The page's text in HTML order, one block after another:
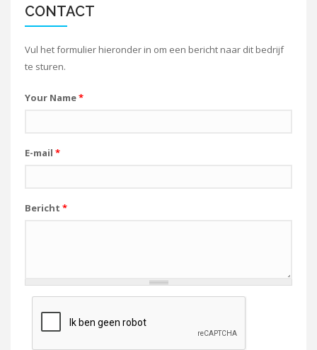
CONTACT
Vul het formulier hieronder in om een bericht naar dit bedrijf
te sturen.
Your Name*
E-mail *
Bericht *